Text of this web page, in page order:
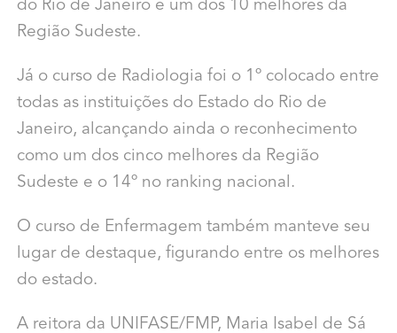
do Rio de Janeiro e um dos 10 melhores da
Região Sudeste.
Já o curso de Radiologia foi o 1º colocado entre
todas as instituições do Estado do Rio de
Janeiro, alcançando ainda o reconhecimento
como um dos cinco melhores da Região
Sudeste e o 14º no ranking nacional.
O curso de Enfermagem também manteve seu
lugar de destaque, figurando entre os melhores
do estado.
A reitora da UNIFASE/FMP, Maria Isabel de Sá